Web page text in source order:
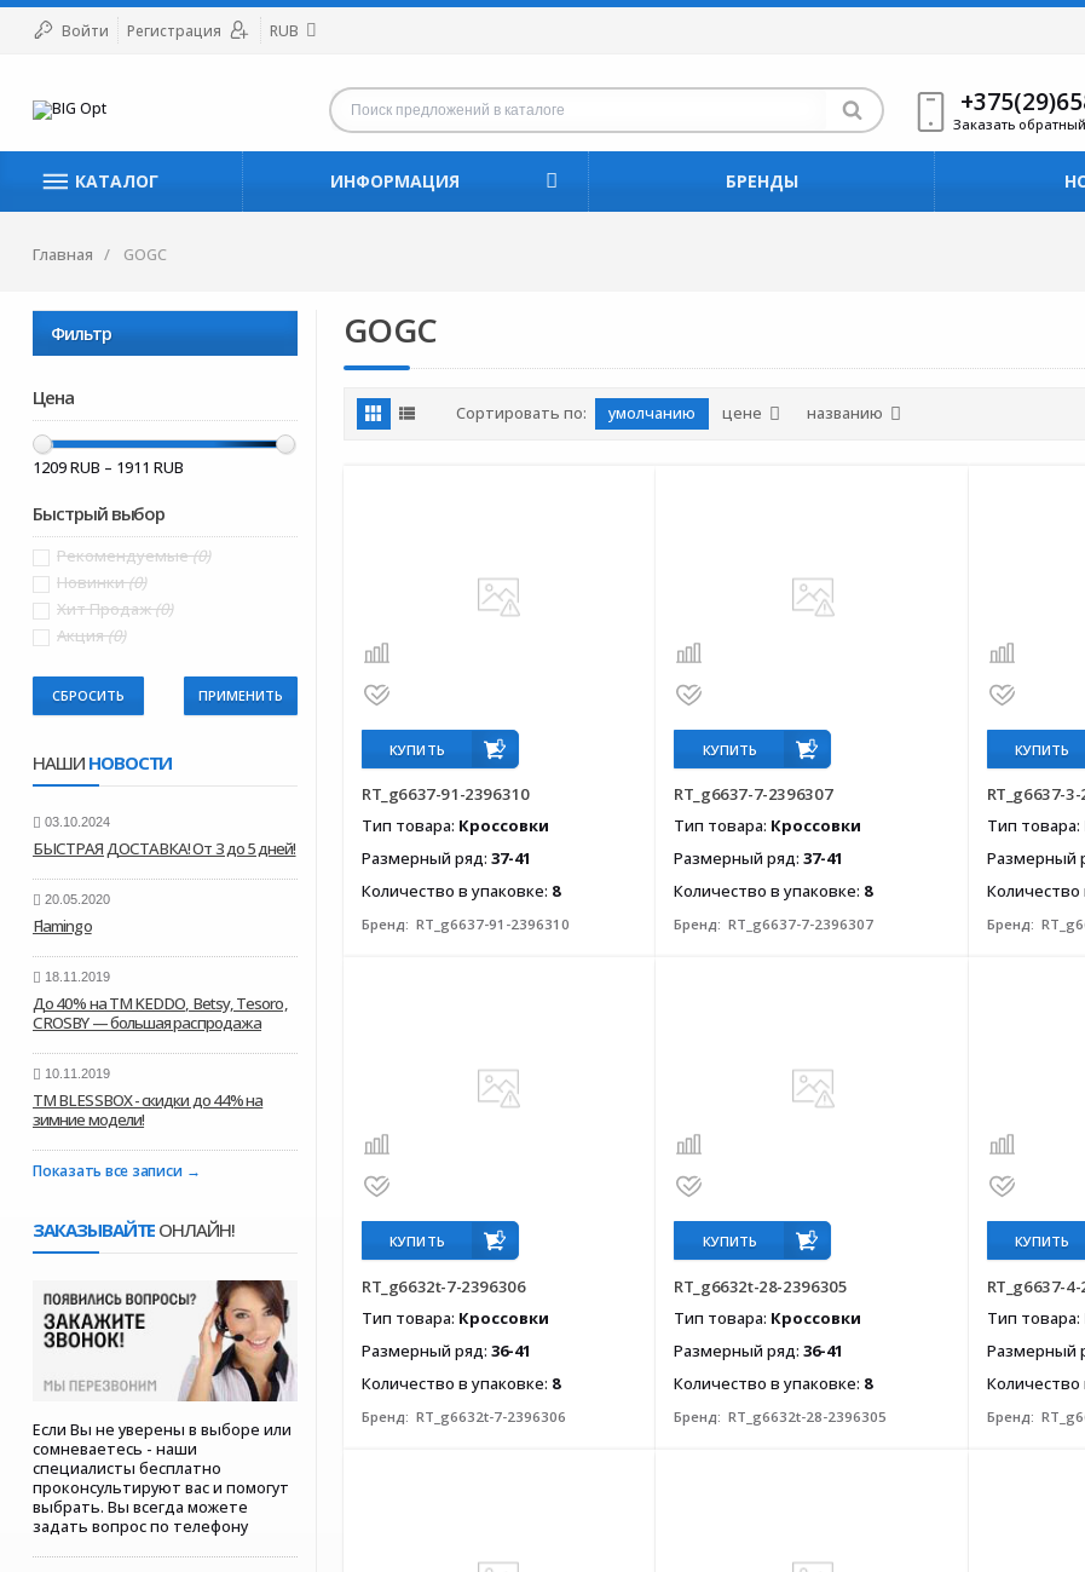
Войти Регистрация RUB
Заказать
КАТАЛОГ ИНФОРМАЦИЯ БРЕНДЫ
Главная GOGC
Фильтр
Цена
1209RUB – 1911 RUB
Быстрый выбор
Рекомендуемые(0)
Новинки(0)
Хит Продаж(0)
Акция(0)
СБРОСИТЬ
НАШИ НОВОСТИ
03.10.2024
БЫСТРАЯ ДОСТАВКА! От 3 до 5 дней!
20.05.2020
Flamingo
18.11.2019
До 40% на ТМ KEDDO, Betsy, Tesoro,
CROSBY — большая распродажа
10.11.2019
ТМ BLESSBOX - скидки до 44% на
зимние модели!
Показать все записи
ЗАКАЗЫВАЙТЕ ОНЛАЙН!
Если Вы не уверены в выборе или
сомневаетесь - наши
специалисты бесплатно
проконсультируют вас и помогут
выбрать. Вы всегда можете
задать вопрос по телефону
GOGC
Сортировать по: умолчанию цене названию
КУПИТЬ
RT_g6637-91-2396310
Тип товара: Кроссовки
Размерный ряд: 37-41
Количество в упаковке: 8
Бренд: RT_g6637-91-2396310
КУПИТЬ
RT_g6637-7-2396307
Тип товара: Кроссовки
Размерный ряд:37-41
Количество в упаковке: 8
Бренд: RT_g6637-7-2396307
КУПИТЬ
RT_g6637-
Тип товара:
Размерный
Количество
Бренд:
КУПИТЬ
RT_g6632t-7-2396306
Тип товара: Кроссовки
Размерный ряд: 36-41
Количество в упаковке: 8
Бренд: RT_g6632t-7-2396306
КУПИТЬ
RT_g6632t-28-2396305
Тип товара: Кроссовки
Размерный ряд:36-41
Количество в упаковке: 8
Бренд: RT_g6632t-28-2396305
КУПИТЬ
RT_g6637-
Тип товара:
Размерный
Количество
Бренд: